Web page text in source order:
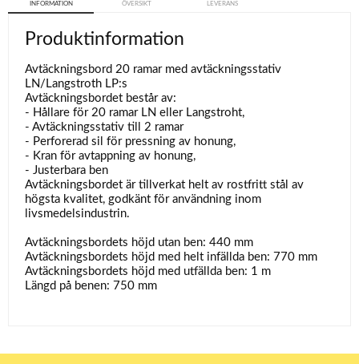
INFORMATION ÖVERSIKT LEVERANS
Produktinformation
Avtäckningsbord 20 ramar med avtäckningsstativ
LN/Langstroth LP:s
Avtäckningsbordet består av:
- Hållare för 20 ramar LN eller Langstroht,
- Avtäckningsstativ till 2 ramar
- Perforerad sil för pressning av honung,
- Kran för avtappning av honung,
- Justerbara ben
Avtäckningsbordet är tillverkat helt av rostfritt stål av
högsta kvalitet, godkänt för användning inom
livsmedelsindustrin.
Avtäckningsbordets höjd utan ben: 440 mm
Avtäckningsbordets höjd med helt infällda ben: 770 mm
Avtäckningsbordets höjd med utfällda ben: 1 m
Längd på benen: 750 mm